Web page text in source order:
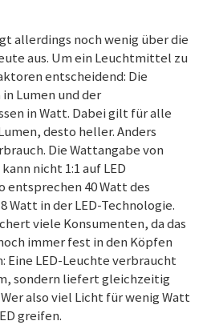
allerdings noch wenig über die
aus. Um ein Leuchtmittel zu
entscheidend: Die
Lumen und der
in Watt. Dabei gilt für alle
desto heller. Anders
Die Wattangabe von
nicht 1:1 auf LED
entsprechen 40 Watt des
Watt in der LED-Technologie.
viele Konsumenten, da das
immer fest in den Köpfen
Eine LED-Leuchte verbraucht
sondern liefert gleichzeitig
also viel Licht für wenig Watt
greifen.